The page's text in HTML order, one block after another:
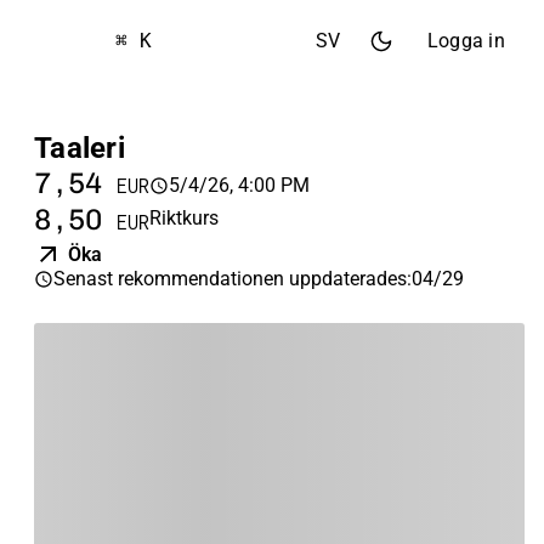
⌘ K SV Logga in
Taaleri
7,54 EUR 5/4/26, 4:00 PM
8,50 EURRiktkurs
Öka
Senast rekommendationen uppdaterades:04/29